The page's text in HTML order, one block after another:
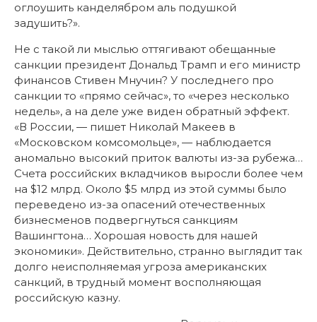
оглоушить канделябром аль подушкой
задушить?».
Не с такой ли мыслью оттягивают обещанные
санкции президент Дональд Трамп и его министр
финансов Стивен Мнучин? У последнего про
санкции то «прямо сейчас», то «через несколько
недель», а на деле уже виден обратный эффект.
«В России, — пишет Николай Макеев в
«Московском комсомольце», — наблюдается
аномально высокий приток валюты из-за рубежа…
Счета российских вкладчиков выросли более чем
на $12 млрд. Около $5 млрд из этой суммы было
переведено из-за опасений отечественных
бизнесменов подвергнуться санкциям
Вашингтона… Хорошая новость для нашей
экономики». Действительно, странно выглядит так
долго неисполняемая угроза американских
санкций, в трудный момент восполняющая
российскую казну.